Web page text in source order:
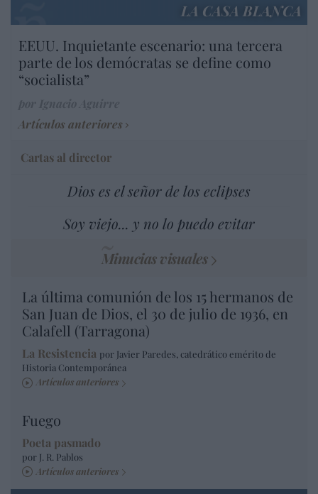
LA CASA BLANCA
EEUU. Inquietante escenario: una tercera
parte de los demócratas se define como
“socialista”
Artículos anteriores
Cartas al director
Dios es el señor de los eclipses
Soy viejo... y no lo puedo evitar
Minucias visuales
La última comunión de los 15 hermanos de
San Juan de Dios, el 30 de julio de 1936, en
Calafell (Tarragona)
La Resistencia por Javier Paredes, catedrático emérito de
Historia Contemporánea
Artículos anteriores
Fuego
Poeta pasmado
por J. R. Pablos
Artículos anteriores